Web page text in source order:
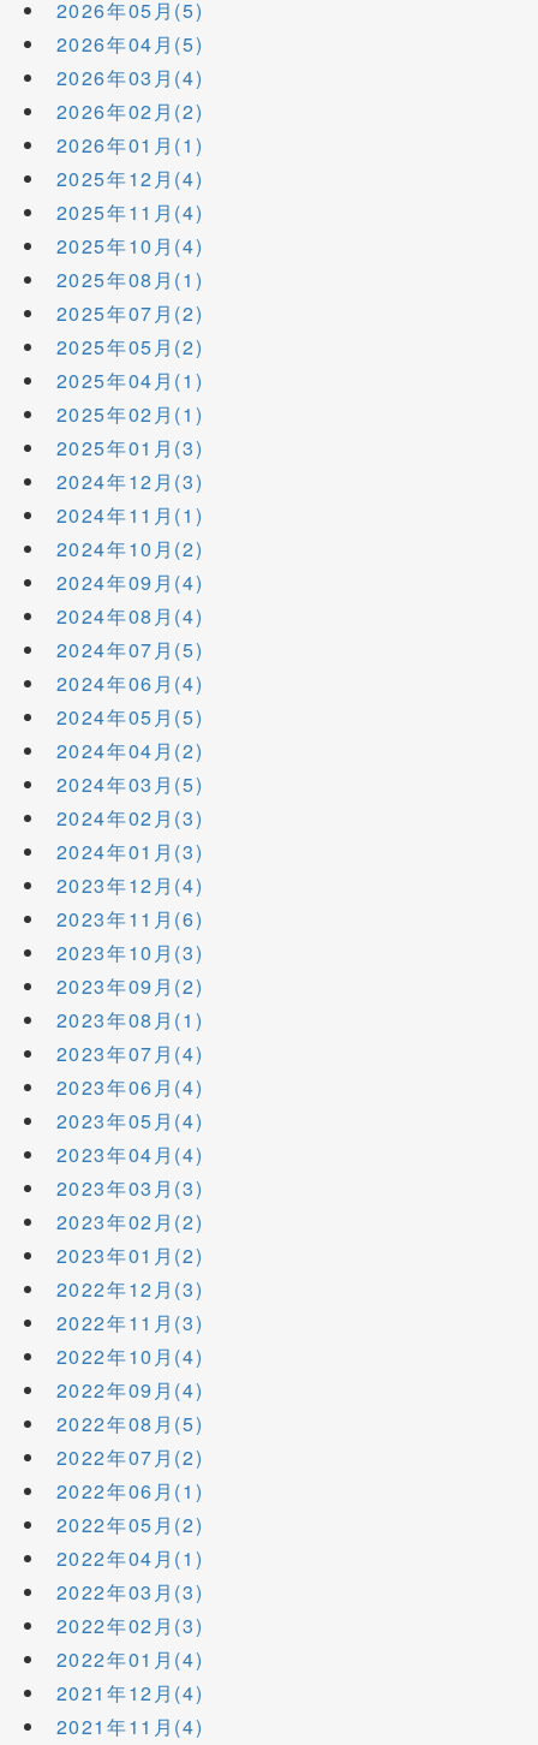
2026年05月(5)
2026年04月(5)
2026年03月(4)
2026年02月(2)
2026年01月(1)
2025年12月(4)
2025年11月(4)
2025年10月(4)
2025年08月(1)
2025年07月(2)
2025年05月(2)
2025年04月(1)
2025年02月(1)
2025年01月(3)
2024年12月(3)
2024年11月(1)
2024年10月(2)
2024年09月(4)
2024年08月(4)
2024年07月(5)
2024年06月(4)
2024年05月(5)
2024年04月(2)
2024年03月(5)
2024年02月(3)
2024年01月(3)
2023年12月(4)
2023年11月(6)
2023年10月(3)
2023年09月(2)
2023年08月(1)
2023年07月(4)
2023年06月(4)
2023年05月(4)
2023年04月(4)
2023年03月(3)
2023年02月(2)
2023年01月(2)
2022年12月(3)
2022年11月(3)
2022年10月(4)
2022年09月(4)
2022年08月(5)
2022年07月(2)
2022年06月(1)
2022年05月(2)
2022年04月(1)
2022年03月(3)
2022年02月(3)
2022年01月(4)
2021年12月(4)
2021年11月(4)